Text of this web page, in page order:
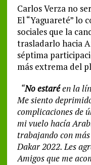
Carlos Verza no
El “Yaguareté” lo
sociales que la
trasladarlo hacia
séptima
más extrema del
“No estaréen la
Me siento
complicaciones de
mi vuelo hacía
trabajando con
Dakar 2022. Les
Amigos que me